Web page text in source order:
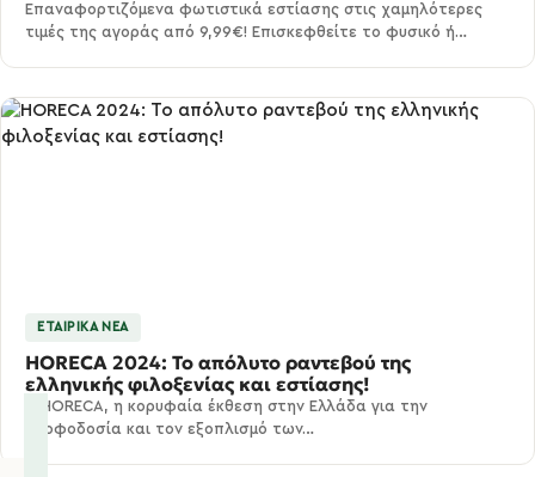
Επαναφορτιζόμενα φωτιστικά εστίασης στις χαμηλότερες
τιμές της αγοράς από 9,99€! Επισκεφθείτε το φυσικό ή…
ΕΤΑΙΡΙΚΆ ΝΈΑ
HORECA 2024: Το απόλυτο ραντεβού της
ελληνικής φιλοξενίας και εστίασης!
Η HORECA, η κορυφαία έκθεση στην Ελλάδα για την
τροφοδοσία και τον εξοπλισμό των…